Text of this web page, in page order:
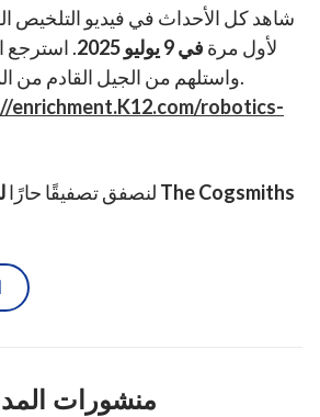
شاهد كل الأحداث في فيديو
لأول مرة في 9 يوليو 2025
. استرجع
واستلهم من الجيل القادم من المبرمجين والمبدعين.
enrichment.K12.com/robotics-
لنصفق تصفيقًا حارًا The Cogsmiths
منشورات